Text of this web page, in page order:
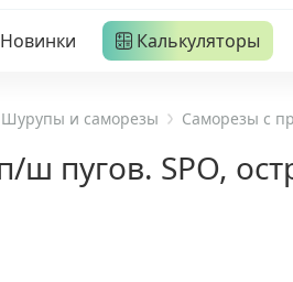
головкой
трех-
Новинки Калькуляторы
Шурупы и саморезы Саморезы с
ш пугов. SPO,